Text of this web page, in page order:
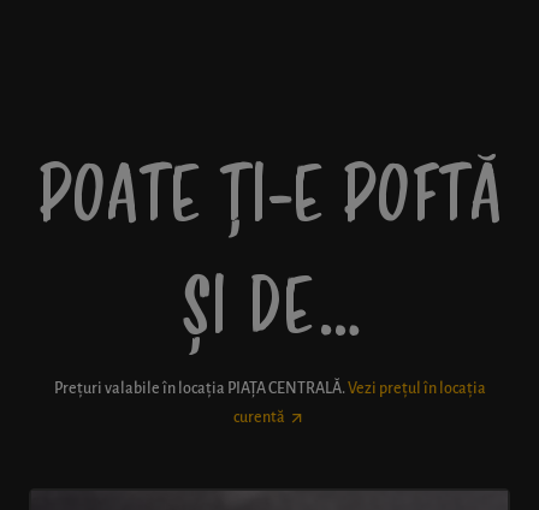
POATE ȚI-E POFTĂ
ȘI DE…
Prețuri valabile în locația PIAȚA CENTRALĂ. Vezi prețul în locația
curentă